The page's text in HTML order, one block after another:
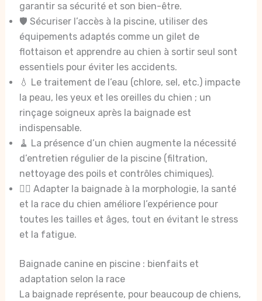
garantir sa sécurité et son bien-être.
🛡️ Sécuriser l’accès à la piscine, utiliser des
équipements adaptés comme un gilet de
flottaison et apprendre au chien à sortir seul sont
essentiels pour éviter les accidents.
💧 Le traitement de l’eau (chlore, sel, etc.) impacte
la peau, les yeux et les oreilles du chien ; un
rinçage soigneux après la baignade est
indispensable.
🧹 La présence d’un chien augmente la nécessité
d’entretien régulier de la piscine (filtration,
nettoyage des poils et contrôles chimiques).
🏊‍♂️ Adapter la baignade à la morphologie, la santé
et la race du chien améliore l’expérience pour
toutes les tailles et âges, tout en évitant le stress
et la fatigue.
Baignade canine en piscine : bienfaits et
adaptation selon la race
La baignade représente, pour beaucoup de chiens,